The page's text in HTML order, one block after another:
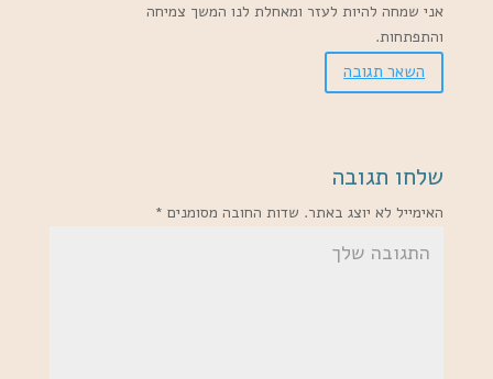
אני שמחה להיות לעזר ומאחלת לנו המשך צמיחה
והתפתחות.
השאר תגובה
שלחו תגובה
האימייל לא יוצג באתר. שדות החובה מסומנים *